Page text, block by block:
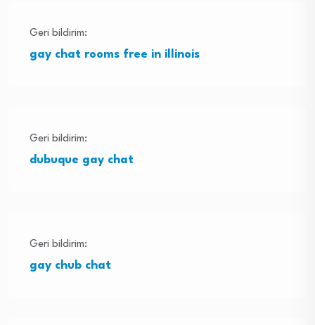
Geri bildirim:
gay chat rooms free in illinois
Geri bildirim:
dubuque gay chat
Geri bildirim:
gay chub chat